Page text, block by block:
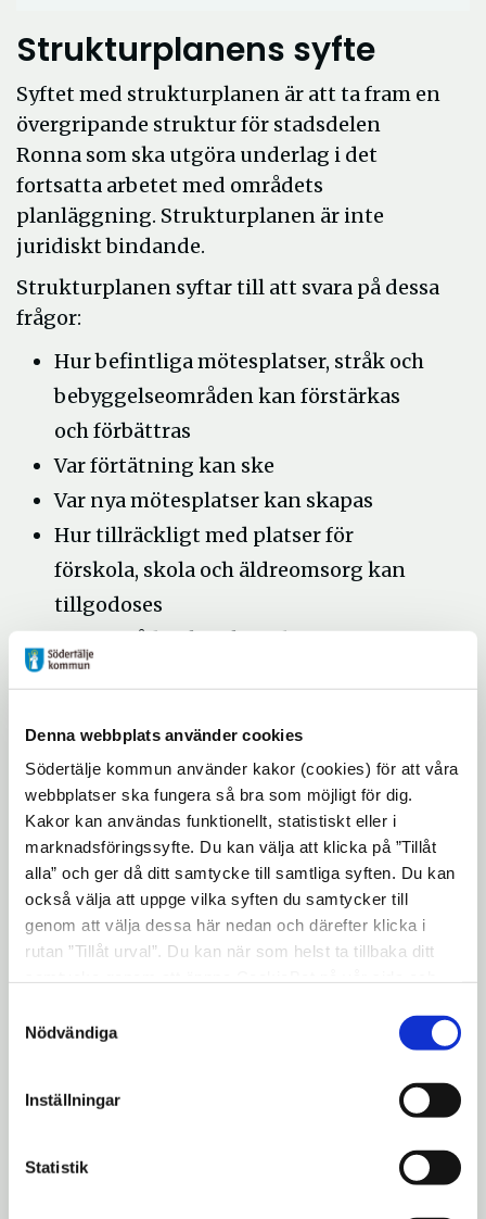
Denna webbplats använder cookies
Södertälje kommun använder kakor (cookies) för att våra
webbplatser ska fungera så bra som möjligt för dig.
Kakor kan användas funktionellt, statistiskt eller i
marknadsföringssyfte. Du kan välja att klicka på ”Tillåt
alla” och ger då ditt samtycke till samtliga syften. Du kan
också välja att uppge vilka syften du samtycker till
genom att välja dessa här nedan och därefter klicka i
rutan ”Tillåt urval”. Du kan när som helst ta tillbaka ditt
"Visa detaljer" kan du läsa om hur kakorna används och
hur vi och våra leverantörer inhämtar och behandlar
Nödvändiga
Inställningar
Statistik
Strukturplanens syfte
Syftet med strukturplanen är att ta fram en
övergripande struktur för stadsdelen
Ronna som ska utgöra underlag i det
fortsatta arbetet med områdets
planläggning. Strukturplanen är inte
juridiskt bindande.
Strukturplanen syftar till att svara på dessa
frågor:
Hur befintliga mötesplatser, stråk och
bebyggelseområden kan förstärkas
och förbättras
Var förtätning kan ske
Var nya mötesplatser kan skapas
Hur tillräckligt med platser för
förskola, skola och äldreomsorg kan
tillgodoses
Hur områden kan kopplas samman
Hur trygghet och säkerhet kan öka
Förslagets huvuddrag
Sammanfattningsvis föreslår
Strukturplanen nya mötesplatser i form av
parker, odlingsytor, lekplatser samt lokaler
som möjliggör möten. Planen föreslår även
för­tätning med bostäder, främst utmed
stråk för att stärka stråken och göra dem
tryggare. Strukturplanen föreslår också att
förbättra kopplingar till omkringliggande
som möjliga att undersöka vidare. Det
flerbostadshus på flera ställen, bland annat
längs med Enhörnaleden, Kämpingevä­gen
och Robert Anbergs väg. Förslaget bygger